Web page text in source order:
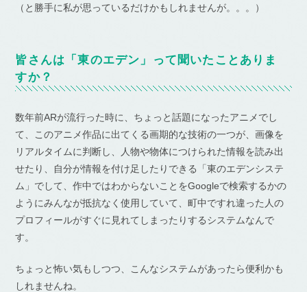
（と勝手に私が思っているだけかもしれませんが。。。）
皆さんは「東のエデン」って聞いたことありま
すか？
数年前ARが流行った時に、ちょっと話題になったアニメでし
て、このアニメ作品に出てくる画期的な技術の一つが、画像を
リアルタイムに判断し、人物や物体につけられた情報を読み出
せたり、自分が情報を付け足したりできる「東のエデンシステ
ム」でして、作中ではわからないことをGoogleで検索するかの
ようにみんなが抵抗なく使用していて、町中ですれ違った人の
プロフィールがすぐに見れてしまったりするシステムなんで
す。
ちょっと怖い気もしつつ、こんなシステムがあったら便利かも
しれませんね。